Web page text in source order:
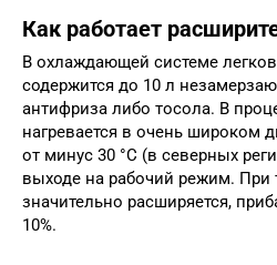
Как работает
В охлаждающей системе
содержится до 10 л
антифриза либо тосола. В
нагревается в очень широком
от минус 30 °С (в северных
выходе на рабочий режим. При
значительно расширяется,
10%.